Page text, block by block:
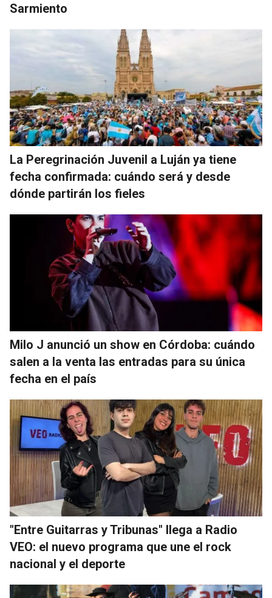
Sarmiento
La Peregrinación Juvenil a Luján ya tiene
fecha confirmada: cuándo será y desde
dónde partirán los fieles
Milo J anunció un show en Córdoba: cuándo
salen a la venta las entradas para su única
fecha en el país
"Entre Guitarras y Tribunas" llega a Radio
VEO: el nuevo programa que une el rock
nacional y el deporte